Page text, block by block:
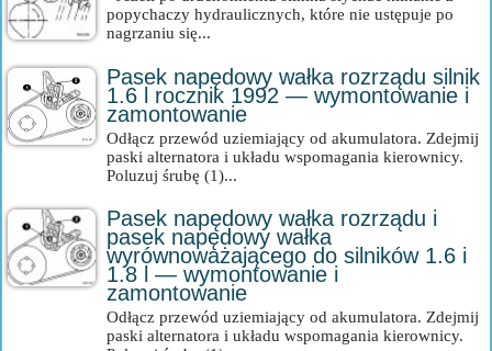
popychaczy hydraulicznych, które nie ustępuje po
nagrzaniu się...
Pasek napędowy wałka rozrządu silnik
1.6 l rocznik 1992 — wymontowanie i
zamontowanie
Odłącz przewód uziemiający od akumulatora. Zdejmij
paski alternatora i układu wspomagania kierownicy.
Poluzuj śrubę (1)...
Pasek napędowy wałka rozrządu i
pasek napędowy wałka
wyrównoważającego do silników 1.6 i
1.8 l — wymontowanie i
zamontowanie
Odłącz przewód uziemiający od akumulatora. Zdejmij
paski alternatora i układu wspomagania kierownicy.